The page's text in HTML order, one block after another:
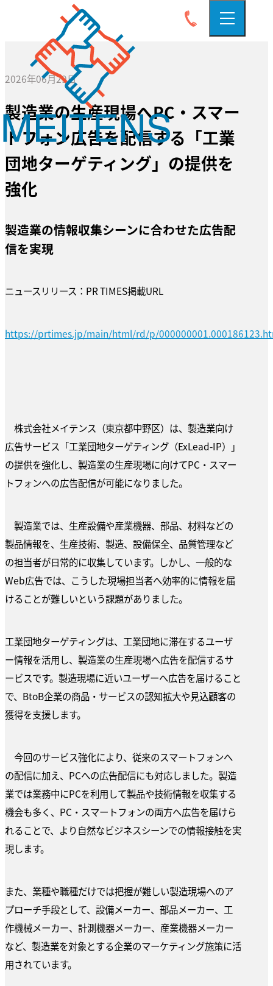
2026年06月29日
製造業の生産現場へPC・スマー
トフォン広告を配信する「工業
団地ターゲティング」の提供を
強化
製造業の情報収集シーンに合わせた広告配
信を実現
ニュースリリース：PR TIMES掲載URL
https://prtimes.jp/main/html/rd/p/
株式会社メイテンス（東京都中野区）は、製造業向け
広告サービス「工業団地ターゲティング（ExLead-IP）」
の提供を強化し、製造業の生産現場に向けてPC・スマー
トフォンへの広告配信が可能になりました。
製造業では、生産設備や産業機器、部品、材料などの
製品情報を、生産技術、製造、設備保全、品質管理など
の担当者が日常的に収集しています。しかし、一般的な
Web広告では、こうした現場担当者へ効率的に情報を届
けることが難しいという課題がありました。
工業団地ターゲティングは、工業団地に滞在するユーザ
ー情報を活用し、製造業の生産現場へ広告を配信するサ
ービスです。製造現場に近いユーザーへ広告を届けること
で、BtoB企業の商品・サービスの認知拡大や見込顧客の
獲得を支援します。
今回のサービス強化により、従来のスマートフォンへ
の配信に加え、PCへの広告配信にも対応しました。製造
業では業務中にPCを利用して製品や技術情報を収集する
機会も多く、PC・スマートフォンの両方へ広告を届けら
れることで、より自然なビジネスシーンでの情報接触を実
現します。
また、業種や職種だけでは把握が難しい製造現場へのア
プローチ手段として、設備メーカー、部品メーカー、工
作機械メーカー、計測機器メーカー、産業機器メーカー
など、製造業を対象とする企業のマーケティング施策に活
用されています。